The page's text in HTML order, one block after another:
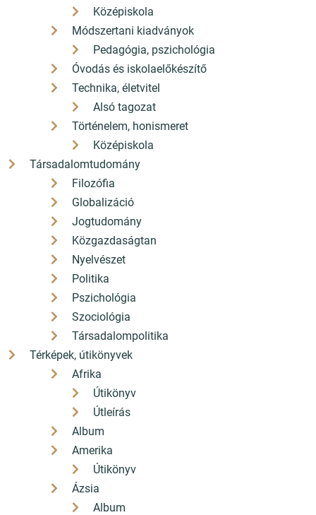
Középiskola
Módszertani kiadványok
Pedagógia, pszichológia
Óvodás és iskolaelőkészítő
Technika, életvitel
Alsó tagozat
Történelem, honismeret
Középiskola
Társadalomtudomány
Filozófia
Globalizáció
Jogtudomány
Közgazdaságtan
Nyelvészet
Politika
Pszichológia
Szociológia
Társadalompolitika
Térképek, útikönyvek
Afrika
Útikönyv
Útleírás
Album
Amerika
Útikönyv
Ázsia
Album